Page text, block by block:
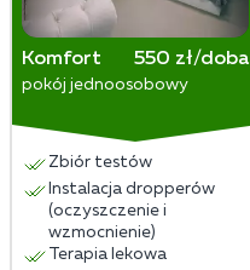
Komfort 550 zł/doba
pokój jednoosobowy
Zbiór testów
Instalacja dropperów
(oczyszczenie i
wzmocnienie)
Terapia lekowa